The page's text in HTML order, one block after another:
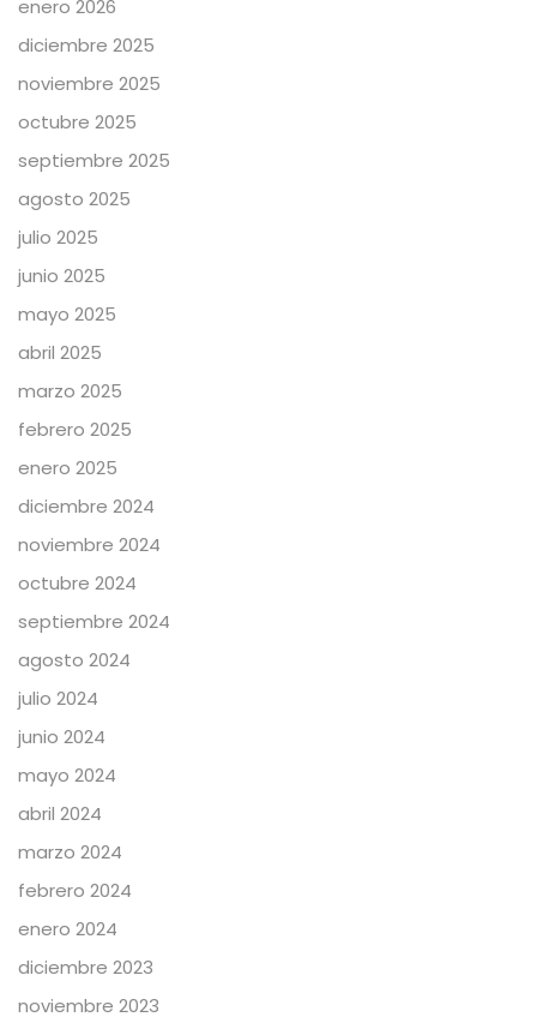
enero 2026
diciembre 2025
noviembre 2025
octubre 2025
septiembre 2025
agosto 2025
julio 2025
junio 2025
mayo 2025
abril 2025
marzo 2025
febrero 2025
enero 2025
diciembre 2024
noviembre 2024
octubre 2024
septiembre 2024
agosto 2024
julio 2024
junio 2024
mayo 2024
abril 2024
marzo 2024
febrero 2024
enero 2024
diciembre 2023
noviembre 2023